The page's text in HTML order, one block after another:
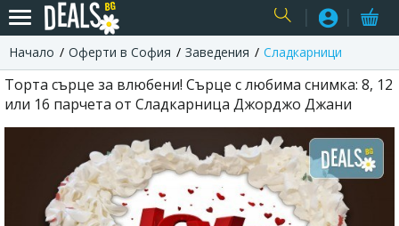
USER
Начало Оферти в София Заведения Сладкарници
Торта сърце за влюбени! Сърце с любима снимка: 8, 12
или 16 парчета от Сладкарница Джорджо Джани